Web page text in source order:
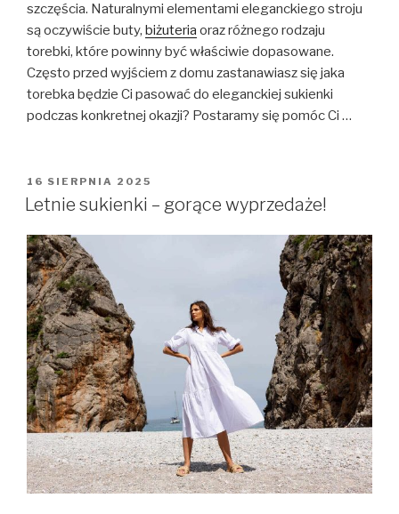
szczęścia. Naturalnymi elementami eleganckiego stroju
są oczywiście buty, biżuteria oraz różnego rodzaju
torebki, które powinny być właściwie dopasowane.
Często przed wyjściem z domu zastanawiasz się jaka
torebka będzie Ci pasować do eleganckiej sukienki
podczas konkretnej okazji? Postaramy się pomóc Ci …
OPUBLIKOWANE
W
16 SIERPNIA 2025
Letnie sukienki – gorące wyprzedaże!